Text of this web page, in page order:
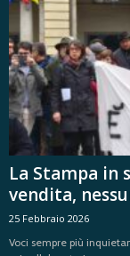
La Stampa in
vendita,
25 Febbraio 2026
Voci sempre più